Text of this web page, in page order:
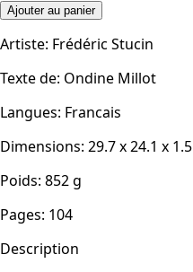
Ajouter au panier
Artiste: Frédéric Stucin
Texte de: Ondine Millot
Langues: Francais
Dimensions: 29.7 x 24.1 x 1.5
Poids: 852g
Pages: 104
Description